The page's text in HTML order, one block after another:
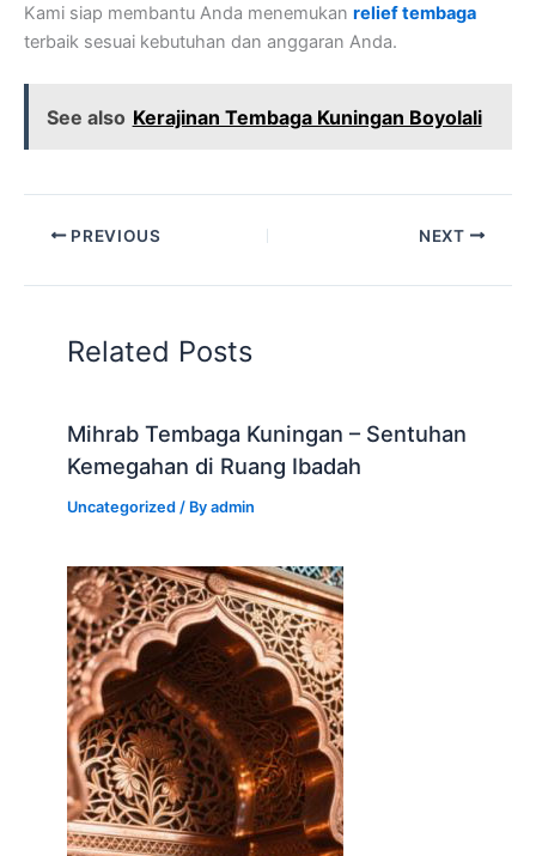
Kami siap membantu Anda menemukan relief tembaga
terbaik sesuai kebutuhan dan anggaran Anda.
See also Kerajinan Tembaga Kuningan Boyolali
PREVIOUS NEXT
Related Posts
Mihrab Tembaga Kuningan – Sentuhan
Kemegahan di Ruang Ibadah
Uncategorized / Byadmin